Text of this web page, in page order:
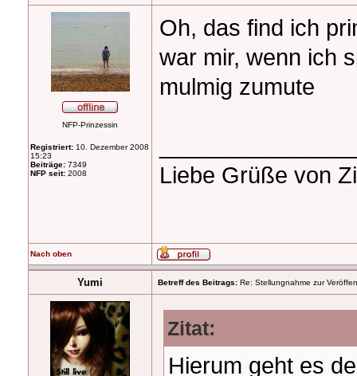
NFP-Prinzessin
Registriert: 10. Dezember 2008
15:23
Beiträge: 7349
NFP seit: 2008
Oh, das find ich
war mir, wenn ich
mulmig zumute
Liebe Grüße von
Nach oben
Yumi Betreff des Beitrags: Re: Stellungnahme zur
Zitat:
Hierum geht es